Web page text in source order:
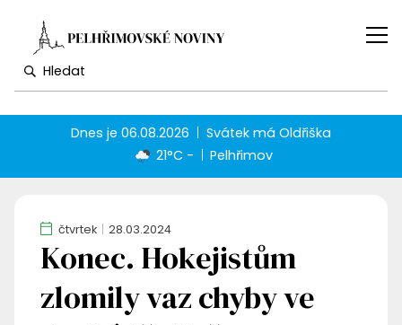
Dnes je06.08.2026 Svátek má Oldřiška
21°C -
Pelhřimov
čtvrtek 28.03.2024
Konec. Hokejistům
zlomily vaz chyby ve